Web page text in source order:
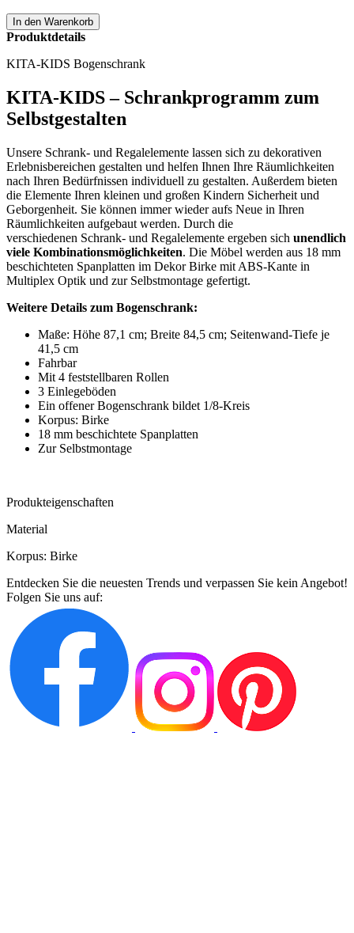
Produktdetails
KITA-KIDS Bogenschrank
KITA-KIDS – Schrankprogramm zum
Selbstgestalten
Unsere Schrank- und Regalelemente lassen sich zu dekorativen
Erlebnisbereichen gestalten und helfen Ihnen Ihre Räumlichkeiten
nach Ihren Bedürfnissen individuell zu gestalten. Außerdem bieten
die Elemente Ihren kleinen und großen Kindern Sicherheit und
Geborgenheit. Sie können immer wieder aufs Neue in Ihren
Räumlichkeiten aufgebaut werden. Durch die
verschiedenen Schrank- und Regalelemente ergeben sich unendlich
viele Kombinationsmöglichkeiten. Die Möbel werden aus 18 mm
beschichteten Spanplatten im Dekor Birke mit ABS-Kante in
Multiplex Optik und zur Selbstmontage gefertigt.
Weitere Details zum Bogenschrank:
Maße: Höhe 87,1 cm; Breite 84,5 cm; Seitenwand-Tiefe je
41,5 cm
Fahrbar
Mit 4 feststellbaren Rollen
3 Einlegeböden
Ein offener Bogenschrank bildet 1/8-Kreis
Korpus: Birke
18 mm beschichtete Spanplatten
Zur Selbstmontage
Produkteigenschaften
Material
Korpus: Birke
Entdecken Sie die neuesten Trends und verpassen Sie kein Angebot!
Folgen Sie uns auf: